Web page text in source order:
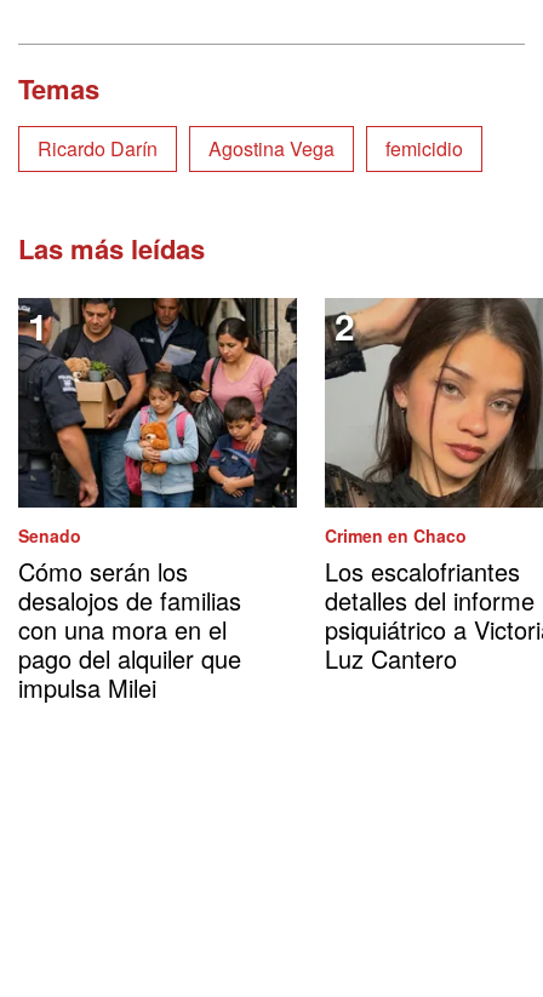
Temas
Ricardo Darín Agostina Vega femicidio
Las más leídas
Senado
Cómo serán los
desalojos de familias
con una mora en el
pago del alquiler que
impulsa Milei
Crimen en Chaco
Los escalofriantes
detalles del informe
psiquiátrico a
Luz Cantero